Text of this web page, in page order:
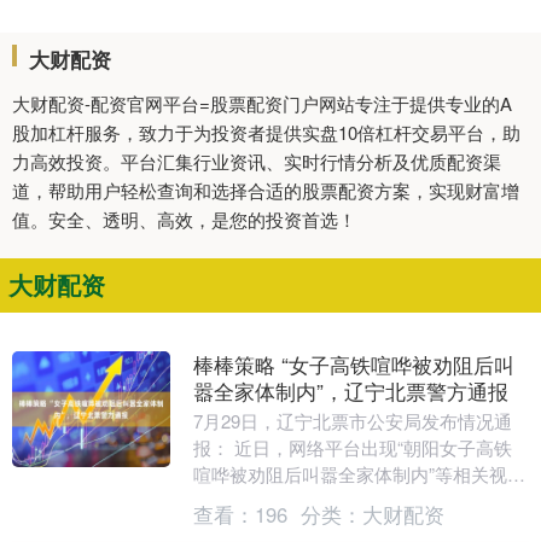
大财配资
大财配资-配资官网平台=股票配资门户网站专注于提供专业的A
股加杠杆服务，致力于为投资者提供实盘10倍杠杆交易平台，助
力高效投资。平台汇集行业资讯、实时行情分析及优质配资渠
道，帮助用户轻松查询和选择合适的股票配资方案，实现财富增
值。安全、透明、高效，是您的投资首选！
大财配资
棒棒策略 “女子高铁喧哗被劝阻后叫
嚣全家体制内”，辽宁北票警方通报
7月29日，辽宁北票市公安局发布情况通
报： 近日，网络平台出现“朝阳女子高铁
喧哗被劝阻后叫嚣全家体制内”等相关视
频，引发社会关注。针对网民关切，北票
市公安局立即....
查看： 196 分类： 大财配资